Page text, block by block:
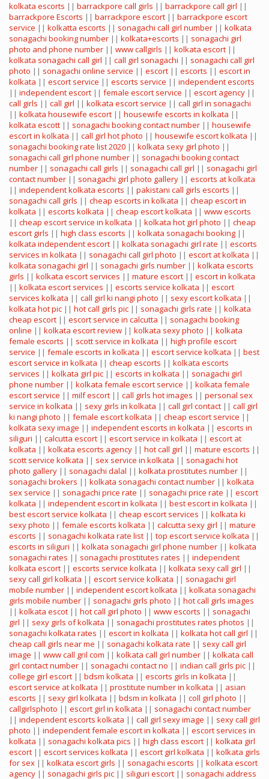
kolkata escorts || barrackpore call girls || barrackpore call girl ||
barrackpore Escorts || barrackpore escort || barrackpore escort
service || kolkatta escorts || sonagachi call girl number || kolkata
sonagachi booking number || kolkata+escorts || sonagachi girl
photo and phone number || www callgirls || kolkata escort ||
kolkata sonagachi call girl || call girl sonagachi || sonagachi call girl
photo || sonagachi online service || escort || escorts || escort in
kolkata || escort service || escorts service || independent escorts
|| independent escort || female escort service || escort agency ||
call girls || call girl || kolkata escort service || call girl in sonagachi
|| kolkata housewife escort || housewife escorts in kolkata ||
kolkata escott || sonagachi booking contact number || housewife
escort in kolkata || call girl hot photo || housewife escort kolkata ||
sonagachi booking rate list 2020 || kolkata sexy girl photo ||
sonagachi call girl phone number || sonagachi booking contact
number || sonagachi call girls || sonagachi call girl || sonagachi girl
contact number || sonagachi girl photo gallery || escorts at kolkata
|| independent kolkata escorts || pakistani call girls escorts ||
sonagachi call girls || cheap escorts in kolkata || cheap escort in
kolkata || escorts kolkata || cheap escort kolkata || www escorts
|| cheap escort service in kolkata || kolkata hot girl photo || cheap
escort girls || high class escorts || kolkata sonagachi booking ||
kolkata independent escort || kolkata sonagachi girl rate || escorts
services in kolkata || sonagachi call girl photo || escort at kolkata ||
kolkata sonagachi girl || sonagachi girls number || kolkata escorts
girls || kolkata escort services || mature escort || escort in kolkata
|| kolkata escort services || escorts service kolkata || escort
services kolkata || call girl ki nangi photo || sexy escort kolkata ||
kolkata hot pic || hot call girls pic || sonagachi girls rate || kolkata
cheap escort || escort service in calcutta || sonagachi booking
online || kolkata escort review || kolkata sexy photo || kolkata
female escorts || scott service in kolkata || high profile escort
service || female escorts in kolkata || escort service kolkata || best
escort service in kolkata || cheap escorts || kolkata escorts
services || kolkata girl pic || escorts in kolkata || sonagachi girl
phone number || kolkata female escort service || kolkata female
escort service || milf escort || call girls hot images || personal sex
service in kolkata || sexy girls in kolkata || call girl contact || call girl
ki nangi photo || female escort kolkata || cheap escort service ||
kolkata sexy image || independent escorts in kolkata || escorts in
siliguri || calcutta escort || escort service in kolkata || escort at
kolkata || kolkata escorts agency || hot call girl || mature escorts ||
scott service kolkata || sex service in kolkata || sonagachi hot
photo gallery || sonagachi dalal || kolkata prostitutes number ||
sonagachi brokers || kolkata sonagachi contact number || kolkata
sex service || sonagachi price rate || sonagachi price rate || escort
kolkata || independent escort in kolkata || best escort in kolkata ||
best escort service kolkata || cheap escort services || kolkata ki
sexy photo || female escorts kolkata || calcutta sexy girl || mature
escorts || sonagachi kolkata rate list || top escort service kolkata ||
escorts in siliguri || kolkata sonagachi girl phone number || kolkata
sonagachi rates || sonagachi prostitutes rates || independent
kolkata escort || escorts service kolkata || kolkata sexy call girl ||
sexy call girl kolkata || escort service kolkata || sonagachi girl
mobile number || independent escort kolkata || kolkata sonagachi
girls mobile number || sonagachi girls photo || hot call girls images
|| kolkata escot || hot call girl photo || www escorts || sonagachi
girl || sexy girls of kolkata || sonagachi prostitutes rates photos ||
sonagachi kolkata rates || escort in kolkata || kolkata hot call girl ||
cheap call girls near me || sonagachi kolkata rate || sexy call girl
image || www call gril com || kolkata call girl number || kolkata call
girl contact number || sonagachi contact no || indian call girls pic ||
college girl escort || bdsm kolkata || escorts girls in kolkata ||
escort service at kolkata || prostitute number in kolkata || asian
escorts || sexy girl kolkata || bdsm in kolkata || coll girl photo ||
callgirlsphoto || escort girl in kolkata || sonagachi contact number
|| independent escorts kolkata || call girl sexy image || sexy call girl
photo || independent female escort in kolkata || escort services in
kolkata || sonagachi kolkata pics || high class escort || kolkata girl
escort || escort services kolkata || escort girl kolkata || kolkata girls
for sex || kolkata escort girls || sonagachi escorts || kolkata escort
agency || sonagachi girls pic || siliguri escort || sonagachi address